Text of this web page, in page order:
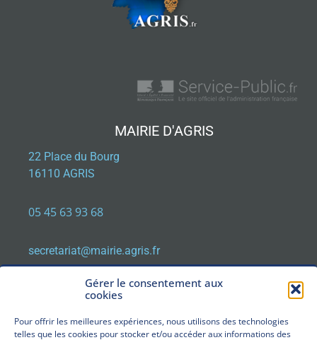
Gérer le consentement aux
cookies
Pour offrir les meilleures expériences, nous utilisons des technologies
telles que les cookies pour stocker et/ou accéder aux informations des
MAIRIE D'AGRIS
22 Place du Bourg
16110 AGRIS
05 45 63 93 68
secretariat@mairie.agris.fr
HORAIRES D'OUVERTURE
Lundi, Mardi, Jeudi, Vendredi : de 9h00 à 12h30